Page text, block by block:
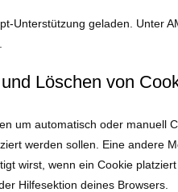
Unterstützung geladen. Unter
Löschen von
um automatisch oder manuell
werden sollen. Eine andere
wirst, wenn ein Cookie
Hilfesektion deines Browsers.